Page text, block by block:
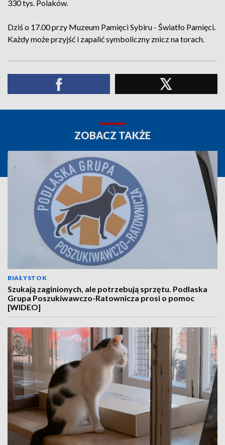
330 tys. Polaków.
Dziś o 17.00 przy Muzeum Pamięci Sybiru - Światło Pamięci.
Każdy może przyjść i zapalić symboliczny znicz na torach.
ZOBACZ TAKŻE
BIAŁYSTOK
Szukają zaginionych, ale potrzebują sprzętu. Podlaska
Grupa Poszukiwawczo-Ratownicza prosi o pomoc
[WIDEO]